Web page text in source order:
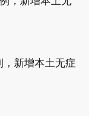
新增本土无症